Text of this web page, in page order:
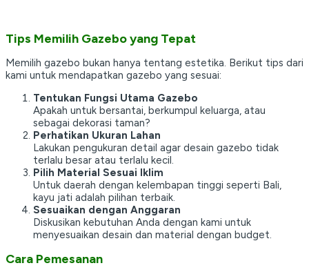
Tips Memilih Gazebo yang Tepat
Memilih gazebo bukan hanya tentang estetika. Berikut tips dari
kami untuk mendapatkan gazebo yang sesuai:
Tentukan Fungsi Utama Gazebo
Apakah untuk bersantai, berkumpul keluarga, atau
sebagai dekorasi taman?
Perhatikan Ukuran Lahan
Lakukan pengukuran detail agar desain gazebo tidak
terlalu besar atau terlalu kecil.
Pilih Material Sesuai Iklim
Untuk daerah dengan kelembapan tinggi seperti Bali,
kayu jati adalah pilihan terbaik.
Sesuaikan dengan Anggaran
Diskusikan kebutuhan Anda dengan kami untuk
menyesuaikan desain dan material dengan budget.
Cara Pemesanan